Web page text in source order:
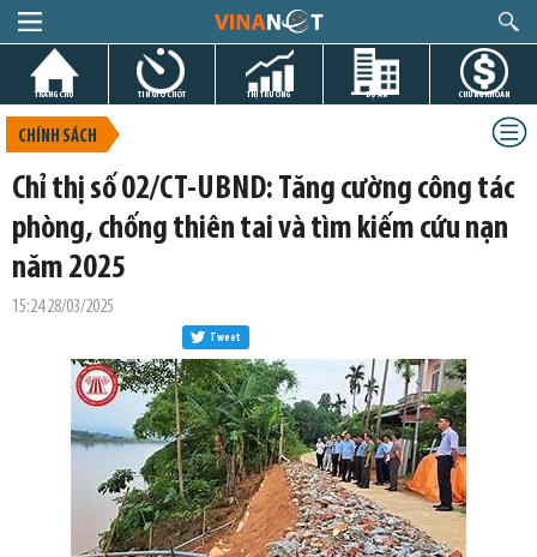
TRANG CHỦ TIN GIỜ CHÓT THỊ TRƯỜNG DỰ ÁN CHỨNG KHOÁN
CHÍNH SÁCH
Chỉ thị số 02/CT-UBND: Tăng cường công tác
phòng, chống thiên tai và tìm kiếm cứu nạn
năm 2025
15:24 28/03/2025
Tweet